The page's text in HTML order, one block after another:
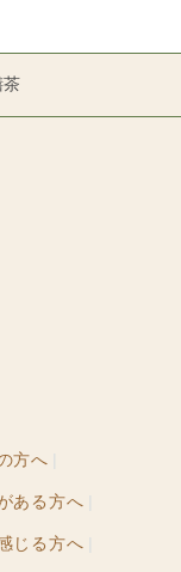
方へ
ある方へ
じる方へ